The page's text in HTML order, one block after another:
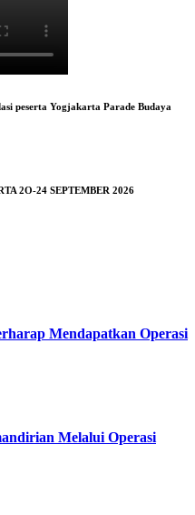
peserta Yogjakarta Parade Budaya
2O-24 SEPTEMBER 2026
Mendapatkan Operasi
Melalui Operasi